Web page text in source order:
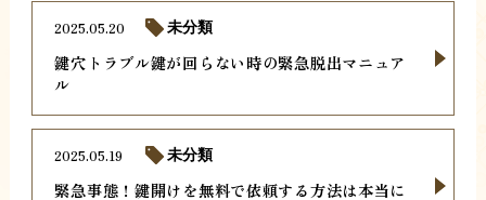
鍵穴トラブル鍵が回らない時の緊急脱出マニュア
ル
2025.05.20 未分類
緊急事態！鍵開けを無料で依頼する方法は本当に
2025.05.19 未分類